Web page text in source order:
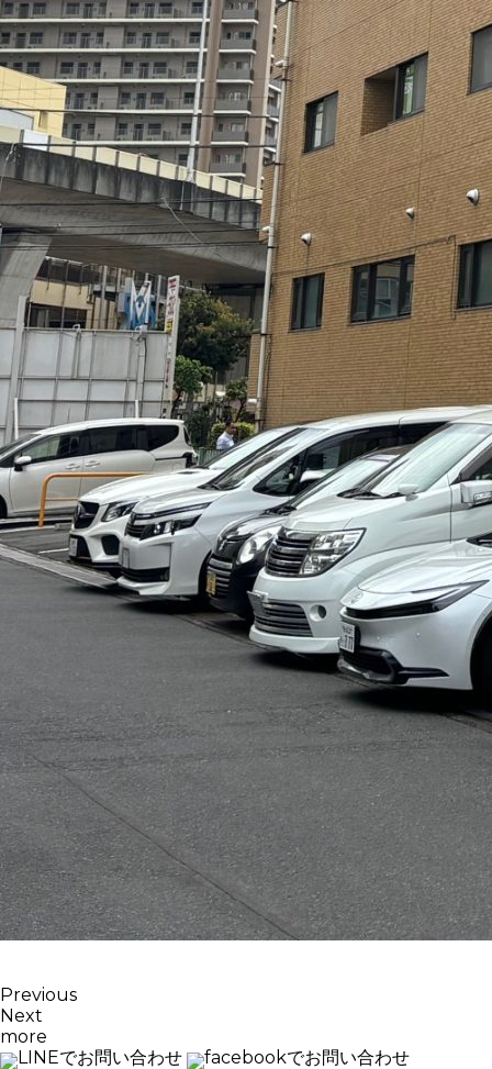
Previous
Next
more
LINEでお問い合わせ
facebookでお問い合わせ